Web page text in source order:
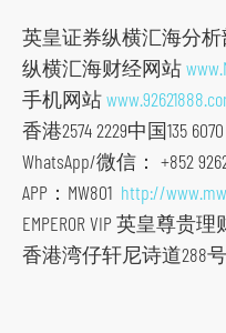
英皇证券纵横汇海分析
纵横汇海财经网站
手机网站
香港2574 2229中国135 6070
WhatsApp/微信： +852
APP：MW801 http://
EMPEROR VIP 英皇尊贵
香港湾仔轩尼诗道288